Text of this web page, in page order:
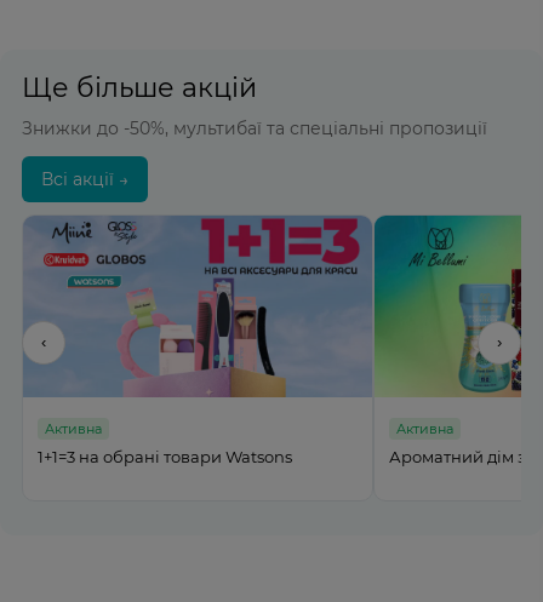
Ще більше акцій
Знижки до -50%, мультибаї та спеціальні пропозиції
Всі акції →
‹
Активна
1+1=3 на обрані товари Watsons
Активна
Ароматний дім з
›